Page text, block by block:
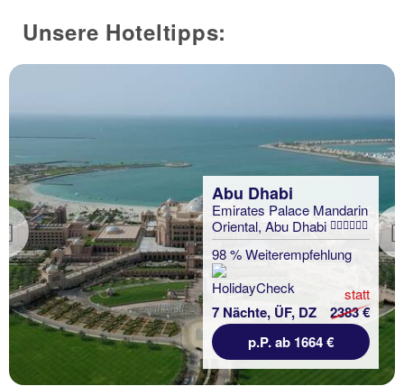
Unsere Hoteltipps:
Previous
Abu Dhabi
Emirates Palace Mandarin
Oriental, Abu Dhabi
98 % Weiterempfehlung
7 Nächte, ÜF, DZ
statt
2383 €
p.P. ab 1664 €